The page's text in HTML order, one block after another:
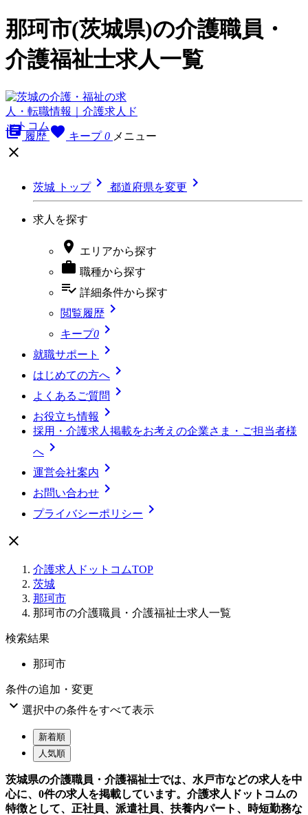
那珂市(茨城県)の介護職員・
介護福祉士求人一覧
library_books 履歴 favorite キープ 0 メニュー

茨城 トップ 都道府県を変更 
求人を探す
 エリアから探す
 職種から探す
playlist_add_check 詳細条件から探す
閲覧履歴 
キープ0 
就職サポート 
はじめての方へ 
よくあるご質問 
お役立ち情報 
採用・介護求人掲載をお考えの企業さま・ご担当者様
へ 
運営会社案内 
お問い合わせ 
プライバシーポリシー 

介護求人ドットコムTOP
茨城
那珂市
那珂市の介護職員・介護福祉士求人一覧
検索結果
那珂市
条件の追加・変更
 選択中の条件をすべて表示
新着順
人気順
茨城県の介護職員・介護福祉士では、水戸市などの求人を中
心に、0件の求人を掲載しています。介護求人ドットコムの
特徴として、正社員、派遣社員、扶養内パート、時短勤務な